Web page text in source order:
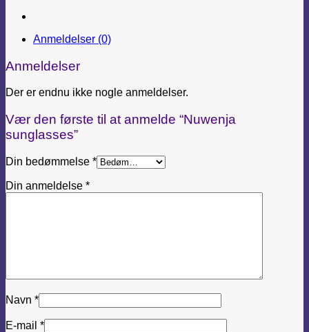
Anmeldelser (0)
Anmeldelser
Der er endnu ikke nogle anmeldelser.
Vær den første til at anmelde “Nuwenja
sunglasses”
Din bedømmelse *
Din anmeldelse *
Navn *
E-mail *